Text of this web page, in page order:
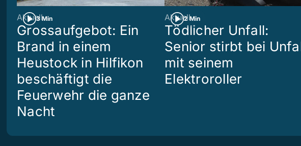
3 Min
Aktuell
Grossaufgebot: Ein
Brand in einem
Heustock in Hilfikon
beschäftigt die
Feuerwehr die ganze
Nacht
2 Min
Aktuell
Tödlicher Unfall:
Senior stirbt bei
mit seinem
Elektroroller